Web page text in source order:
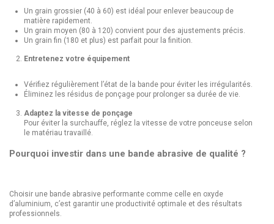
Un grain grossier (40 à 60) est idéal pour enlever beaucoup de
matière rapidement.
Un grain moyen (80 à 120) convient pour des ajustements précis.
Un grain fin (180 et plus) est parfait pour la finition.
Entretenez votre équipement
Vérifiez régulièrement l’état de la bande pour éviter les irrégularités.
Éliminez les résidus de ponçage pour prolonger sa durée de vie.
Adaptez la vitesse de ponçage
Pour éviter la surchauffe, réglez la vitesse de votre ponceuse selon
le matériau travaillé.
Pourquoi investir dans une bande abrasive de qualité ?
Choisir une bande abrasive performante comme celle en oxyde
d’aluminium, c’est garantir une productivité optimale et des résultats
professionnels.